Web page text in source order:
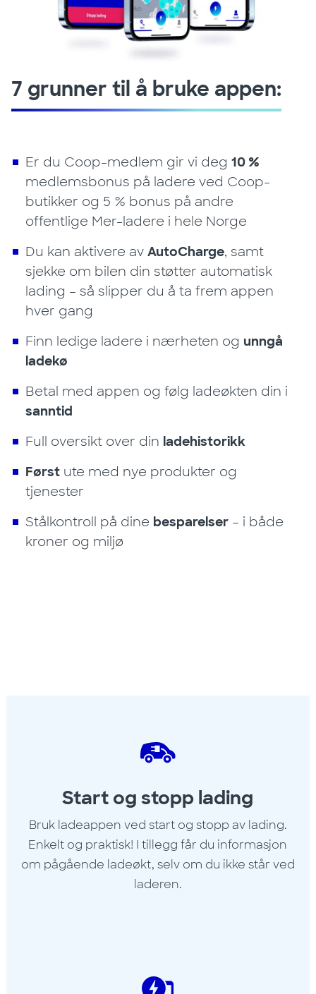
7 grunner til å bruke appen:
Er du Coop-medlem gir vi deg10 %
medlemsbonus på ladere ved Coop-
butikker og 5 % bonus på andre
offentlige Mer-ladere i hele Norge
Du kan aktivere avAutoCharge, samt
sjekke om bilen din støtter automatisk
lading – så slipper du å ta frem appen
hver gang
Finn ledige ladere i nærheten og unngå
ladekø
Betal med appen og følg ladeøkten din i
sanntid
Full oversikt over din ladehistorikk
Først ute med nye produkter og
tjenester
Stålkontroll på dine besparelser – i både
kroner og miljø
Start og stopp lading
Bruk ladeappen ved start og stopp av lading.
Enkelt og praktisk! I tillegg får du informasjon
om pågående ladeøkt, selv om du ikke står ved
laderen.